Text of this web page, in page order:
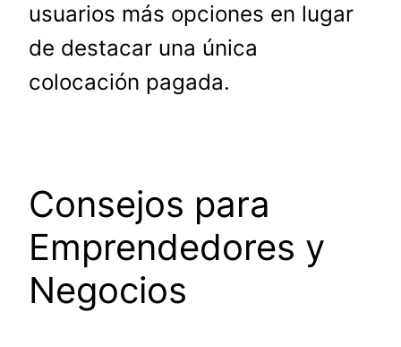
usuarios más opciones en lugar
de destacar una única
colocación pagada.
Consejos para
Emprendedores y
Negocios